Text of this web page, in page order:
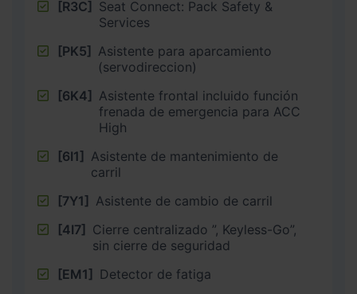
[R3C] Seat Connect: Pack Safety &
Services
[PK5] Asistente para aparcamiento
(servodireccion)
[6K4] Asistente frontal incluido función
frenada de emergencia para ACC
High
[6I1] Asistente de mantenimiento de
carril
[7Y1] Asistente de cambio de carril
[4I7] Cierre centralizado ”, Keyless-Go”,
sin cierre de seguridad
[EM1] Detector de fatiga